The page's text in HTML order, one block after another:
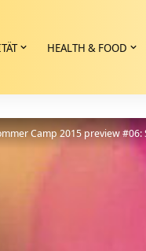
HEALTH & FOOD
Camp 2015 preview